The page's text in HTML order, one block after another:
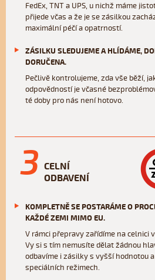
FedEx, TNT a UPS, u nichž máme
přijede včas a že je se zásilkou
maximální péčí a opatrností.
ZÁSILKU SLEDUJEME A HLÍDÁME,
DORUČENA.
Pečlivě kontrolujeme, zda vše běží,
odpovědností je včasné
té doby pro nás není hotovo.
CELNÍ
ODBAVENÍ
3
KOMPLETNĚ SE POSTARÁME O
KAŽDÉ ZEMI MIMO EU.
V rámci přepravy zařídíme na celnici
Vy si s tím nemusíte dělat žádnou
odbavíme i zásilky s vyšší hodnotou
speciálních režimech.